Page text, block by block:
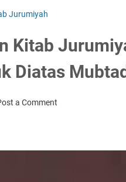
Jurumiyah
Kitab
Diatas
a Comment